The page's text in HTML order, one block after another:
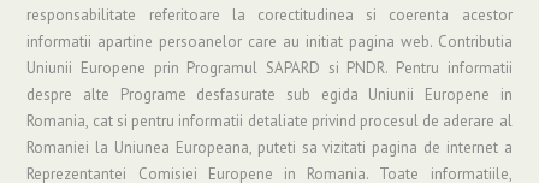
responsabilitate referitoare la corectitudinea si coerenta acestor
informatii apartine persoanelor care au initiat pagina web. Contributia
Uniunii Europene prin Programul SAPARD si PNDR. Pentru informatii
despre alte Programe desfasurate sub egida Uniunii Europene in
Romania, cat si pentru informatii detaliate privind procesul de aderare al
Romaniei la Uniunea Europeana, puteti sa vizitati pagina de internet a
Reprezentantei Comisiei Europene in Romania. Toate informatiile,